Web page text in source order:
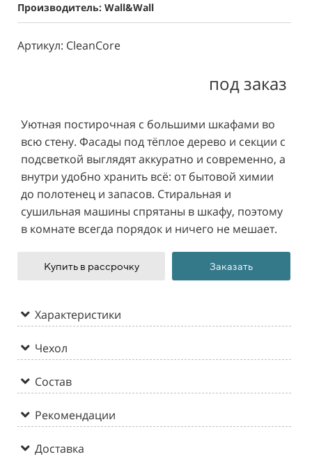
Производитель: Wall&Wall
Артикул: CleanCore
под заказ
Уютная постирочная с большими шкафами во
всю стену. Фасады под тёплое дерево и секции с
подсветкой выглядят аккуратно и современно, а
внутри удобно хранить всё: от бытовой химии
до полотенец и запасов. Стиральная и
сушильная машины спрятаны в шкафу, поэтому
в комнате всегда порядок и ничего не мешает.
Купить в рассрочку Заказать
Характеристики
Чехол
Состав
Рекомендации
Доставка